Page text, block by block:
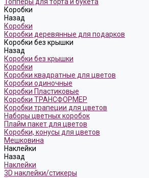
Коробки
Назад
Коробки
Коробки деревянные для подарков
Коробки без крышки
Назад
Коробки без крышки
Коробки
Коробки квадратные для цветов
Коробки одиночные
Коробки Пластиковые
Коробки ТРАНСФОРМЕР
Коробки трапеции для цветов
Наборы цветных коробок
Плайм пакет для цветов
Коробки, конусы для цветов
Мешковина
Наклейки
Назад
Наклейки
3D наклейки/стикеры